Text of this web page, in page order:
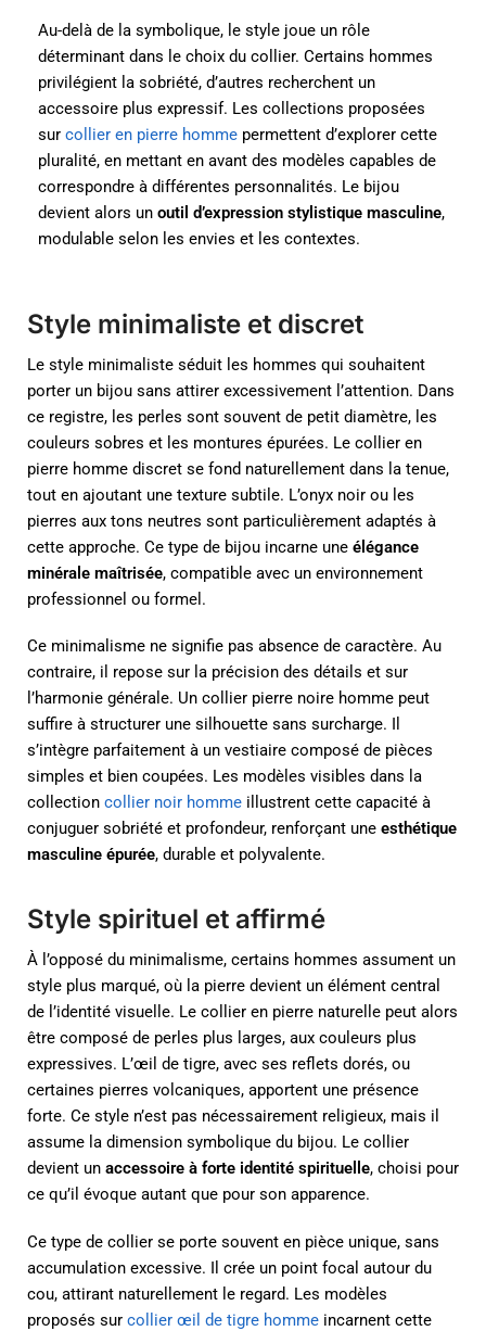
Au-delà de la symbolique, le style joue un rôle
déterminant dans le choix du collier. Certains hommes
privilégient la sobriété, d’autres recherchent un
accessoire plus expressif. Les collections proposées
sur collier en pierre homme permettent d’explorer cette
pluralité, en mettant en avant des modèles capables de
correspondre à différentes personnalités. Le bijou
devient alors un outil d’expression stylistique masculine,
modulable selon les envies et les contextes.
Style minimaliste et discret
Le style minimaliste séduit les hommes qui souhaitent
porter un bijou sans attirer excessivement l’attention. Dans
ce registre, les perles sont souvent de petit diamètre, les
couleurs sobres et les montures épurées. Le collier en
pierre homme discret se fond naturellement dans la tenue,
tout en ajoutant une texture subtile. L’onyx noir ou les
pierres aux tons neutres sont particulièrement adaptés à
cette approche. Ce type de bijou incarne une élégance
minérale maîtrisée, compatible avec un environnement
professionnel ou formel.
Ce minimalisme ne signifie pas absence de caractère. Au
contraire, il repose sur la précision des détails et sur
l’harmonie générale. Un collier pierre noire homme peut
suffire à structurer une silhouette sans surcharge. Il
s’intègre parfaitement à un vestiaire composé de pièces
simples et bien coupées. Les modèles visibles dans la
collection collier noir homme illustrent cette capacité à
conjuguer sobriété et profondeur, renforçant une esthétique
masculine épurée, durable et polyvalente.
Style spirituel et affirmé
À l’opposé du minimalisme, certains hommes assument un
style plus marqué, où la pierre devient un élément central
de l’identité visuelle. Le collier en pierre naturelle peut alors
être composé de perles plus larges, aux couleurs plus
expressives. L’œil de tigre, avec ses reflets dorés, ou
certaines pierres volcaniques, apportent une présence
forte. Ce style n’est pas nécessairement religieux, mais il
assume la dimension symbolique du bijou. Le collier
devient un accessoire à forte identité spirituelle, choisi pour
ce qu’il évoque autant que pour son apparence.
Ce type de collier se porte souvent en pièce unique, sans
accumulation excessive. Il crée un point focal autour du
cou, attirant naturellement le regard. Les modèles
proposés sur collier œil de tigre homme incarnent cette